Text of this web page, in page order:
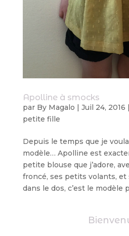
Apolline à smocks
par By Magalo | Juil 24, 2016 |
petite fille
Depuis le temps que je
modèle… Apolline est
petite blouse que j’adore,
froncé, ses petits volants,
dans le dos, c’est le modèle